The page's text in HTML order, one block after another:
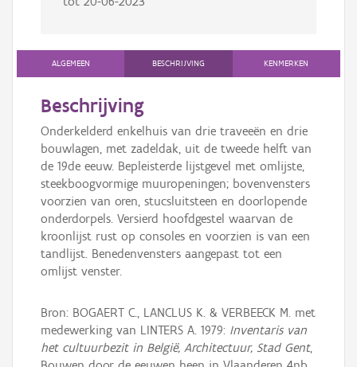
ALGEMEEN BESCHRIJVING KENMERKEN
Beschrijving
Onderkelderd enkelhuis van drie traveeën en drie
bouwlagen, met zadeldak, uit de tweede helft van
de 19de eeuw. Bepleisterde lijstgevel met omlijste,
steekboogvormige muuropeningen; bovenvensters
voorzien van oren, stucsluitsteen en doorlopende
onderdorpels. Versierd hoofdgestel waarvan de
kroonlijst rust op consoles en voorzien is van een
tandlijst. Benedenvensters aangepast tot een
omlijst venster.
Bron: BOGAERT C., LANCLUS K. & VERBEECK M. met
medewerking van LINTERS A. 1979: Inventaris van
het cultuurbezit in België, Architectuur, Stad Gent,